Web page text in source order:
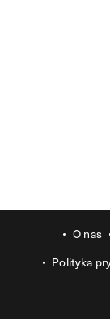
O nas
Polityka